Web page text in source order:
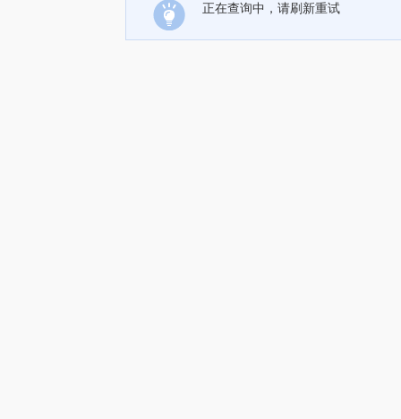
正在查询中，请刷新重试